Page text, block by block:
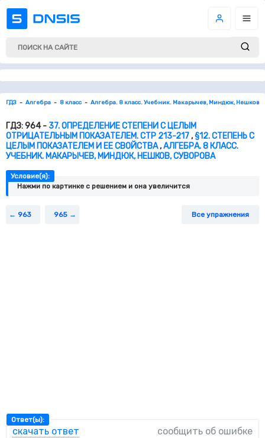
ГДЗ Алгебра 8 класс Алгебра. 8 класс. Учебник. Макарычев, Миндюк, Нешков,
ГДЗ: 964 - 37. ОПРЕДЕЛЕНИЕ СТЕПЕНИ С ЦЕЛЫМ
ОТРИЦАТЕЛЬНЫМ ПОКАЗАТЕЛЕМ. СТР 213-217,§12. СТЕПЕНЬ С
ЦЕЛЫМ ПОКАЗАТЕЛЕМ И ЕЕ СВОЙСТВА,АЛГЕБРА. 8 КЛАСС.
УЧЕБНИК. МАКАРЫЧЕВ, МИНДЮК, НЕШКОВ, СУВОРОВА
Условие(я):
Нажми по картинке c решением и она увеличится
963 965 Все упражнения
Ответ(ы):
скачать ответ сообщить об ошибке